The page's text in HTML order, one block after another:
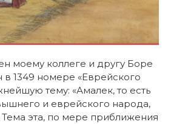
моему коллеге и другу Боре
в 1349 номере «Еврейского
тему: «Амалек, то есть
и еврейского народа,
эта, по мере приближения